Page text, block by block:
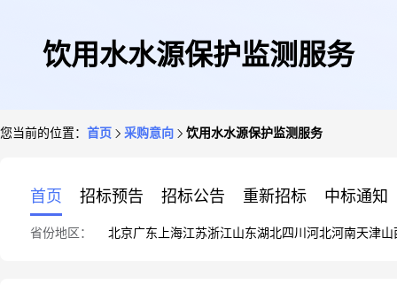
饮用水水源保护监测服务
您当前的位置： 首页 采购意向 饮用水水源保护监测服务
首页 招标预告 招标公告 重新招标 中标通知
省份地区： 北京广东 上海江苏浙江山东湖北四川 河北河南天津山